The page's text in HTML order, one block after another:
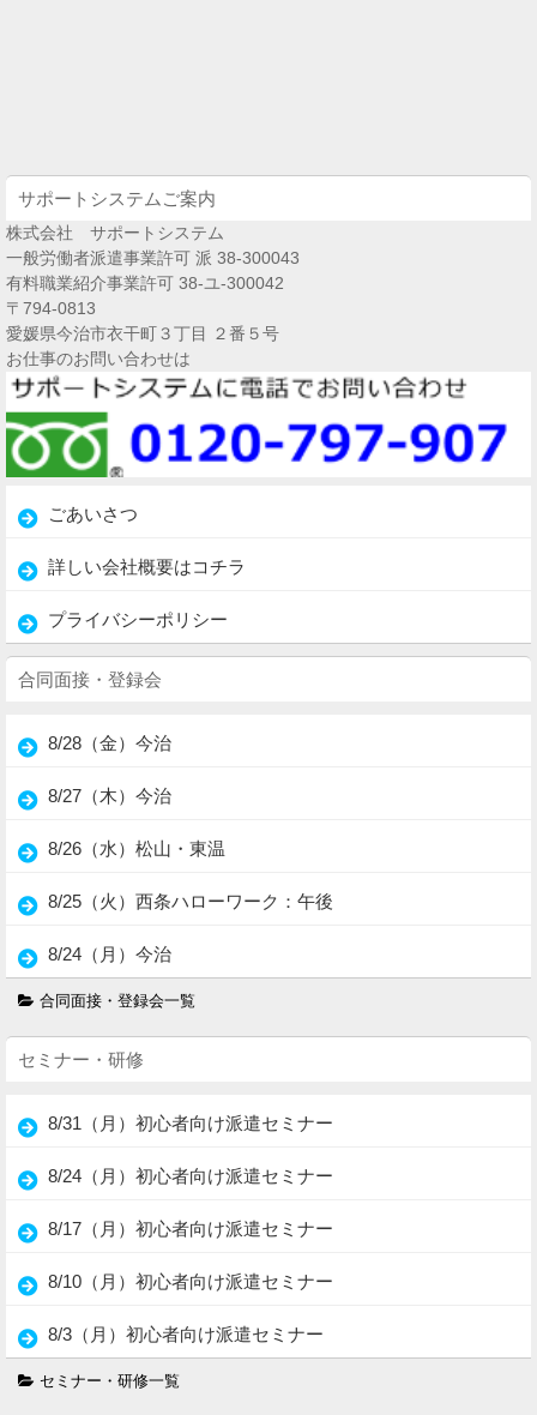
サポートシステムご案内
株式会社 サポートシステム
一般労働者派遣事業許可 派 38-300043
有料職業紹介事業許可 38-ユ-300042
〒794-0813
愛媛県今治市衣干町３丁目 ２番５号
お仕事のお問い合わせは
ごあいさつ
詳しい会社概要はコチラ
プライバシーポリシー
合同面接・登録会
8/28（金）今治
8/27（木）今治
8/26（水）松山・東温
8/25（火）西条ハローワーク：午後
8/24（月）今治
合同面接・登録会一覧
セミナー・研修
8/31（月）初心者向け派遣セミナー
8/24（月）初心者向け派遣セミナー
8/17（月）初心者向け派遣セミナー
8/10（月）初心者向け派遣セミナー
8/3（月）初心者向け派遣セミナー
セミナー・研修一覧